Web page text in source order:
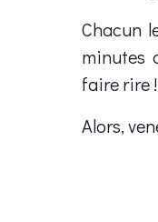
Chacun
minutes
faire rire !
Alors,